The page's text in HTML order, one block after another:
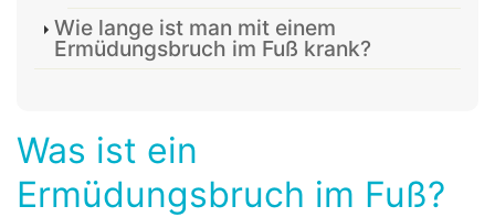
Wie lange ist man mit einem
Ermüdungsbruch im Fuß krank?
Was ist ein
Ermüdungsbruch im Fuß?